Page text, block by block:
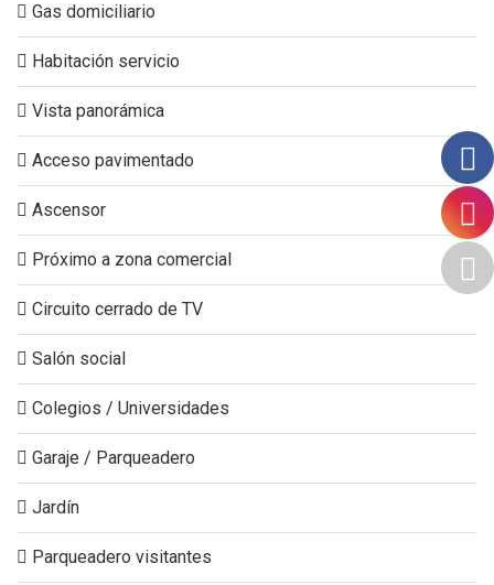
Gas domiciliario
Habitación servicio
Vista panorámica
Acceso pavimentado
Ascensor
Próximo a zona comercial
Circuito cerrado de TV
Salón social
Colegios / Universidades
Garaje / Parqueadero
Jardín
Parqueadero visitantes